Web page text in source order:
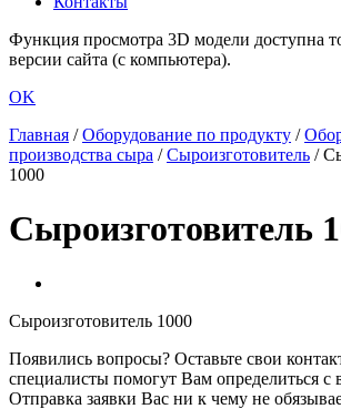
Функция просмотра 3D модели доступна
версии сайта (с компьютера).
OK
Главная /Оборудование по продукту /
производства сыра /Сыроизготовитель /
1000
Сыроизготовитель
Сыроизготовитель 1000
Появились вопросы? Оставьте свои
специалисты помогут Вам определиться с
Отправка заявки Вас ни к чему не